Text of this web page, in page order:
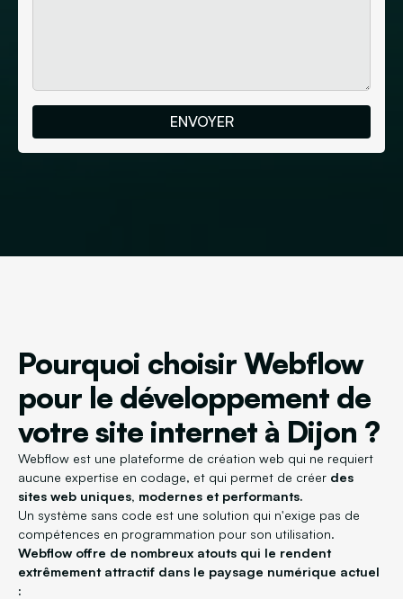
Pourquoi choisir Webflow
pour le développement de
votre site internet à Dijon ?
Webflow est une plateforme de création web qui ne requiert
aucune expertise en codage, et qui permet de créer des
sites web uniques, modernes et performants.
Un système sans code est une solution qui n'exige pas de
compétences en programmation pour son utilisation.
Webflow offre de nombreux atouts qui le rendent
extrêmement attractif dans le paysage numérique actuel
: